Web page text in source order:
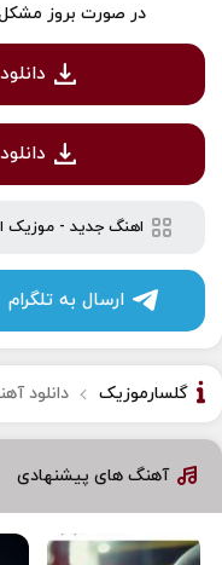
در صورت بروز مشکل
اهنگ جدید- موزیک
ارسال به تلگرام
گلسارموزیک دانلود
آهنگ های پیشنهادی